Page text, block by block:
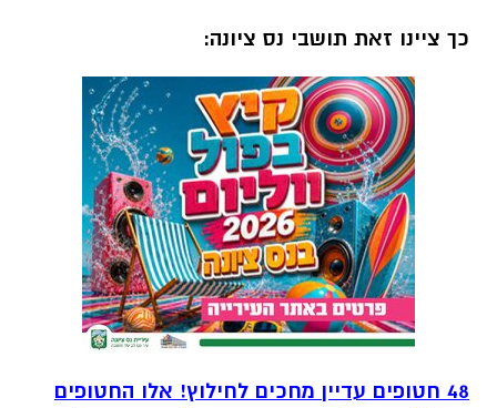
כך ציינו זאת תושבי נס ציונה:
48 חטופים עדיין מחכים לחילוץ! אלו החטופים